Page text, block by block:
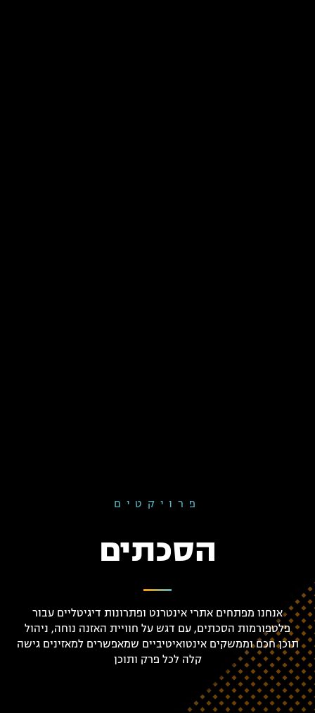
פרויקטים
הסכתים
אנחנו מפתחים אתרי אינטרנט ופתרונות דיגיטליים עבור
פלטפורמות הסכתים, עם דגש על חוויית האזנה נוחה, ניהול
תוכן חכם וממשקים אינטואיטיביים שמאפשרים למאזינים גישה
קלה לכל פרק ותוכן